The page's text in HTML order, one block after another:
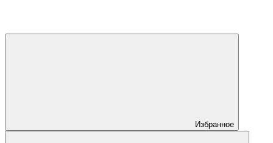
Избранное